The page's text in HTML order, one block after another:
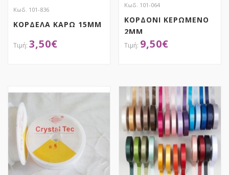
Κωδ. 101-836
ΚΟΡΔΕΛΑ ΚΑΡΩ 15MM
3,50€
Κωδ. 101-064
ΚΟΡΔΟΝΙ ΚΕΡΩΜΕΝΟ
2MM
9,50€